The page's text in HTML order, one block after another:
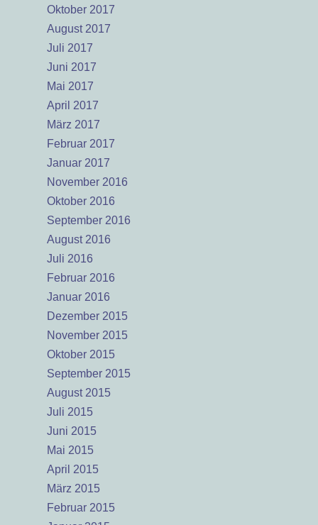
Oktober 2017
August 2017
Juli 2017
Juni 2017
Mai 2017
April 2017
März 2017
Februar 2017
Januar 2017
November 2016
Oktober 2016
September 2016
August 2016
Juli 2016
Februar 2016
Januar 2016
Dezember 2015
November 2015
Oktober 2015
September 2015
August 2015
Juli 2015
Juni 2015
Mai 2015
April 2015
März 2015
Februar 2015